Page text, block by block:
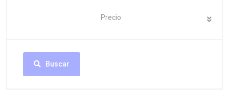
Precio
Buscar